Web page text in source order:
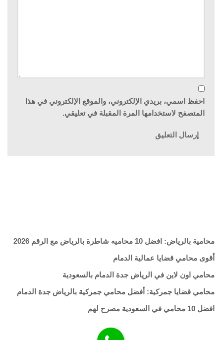
احفظ اسمي، بريدي الإلكتروني، والموقع الإلكتروني في هذا
المتصفح لاستخدامها المرة المقبلة في تعليقي.
محامية بالرياض: افضل 10 محاميه شاطرة بالرياض مع الرقم 2026
أقوى محامي قضايا عمالية الدمام
محامي اون لاين في الرياض جدة الدمام بالسعودية
محامي قضايا جمركية: أفضل محامي جمركية بالرياض جدة الدمام
افضل 10 محامي في السعودية مصرح لهم